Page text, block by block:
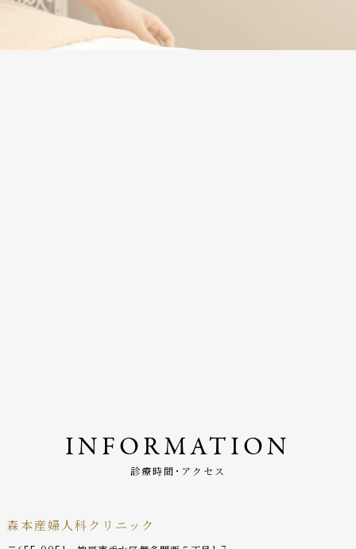
INFORMATION
診療時間･アクセス
森本産婦人科クリニック